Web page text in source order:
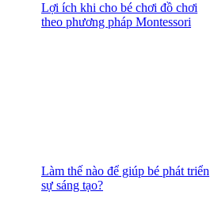
Lợi ích khi cho bé chơi đồ chơi
theo phương pháp Montessori
Làm thế nào để giúp bé phát triển
sự sáng tạo?